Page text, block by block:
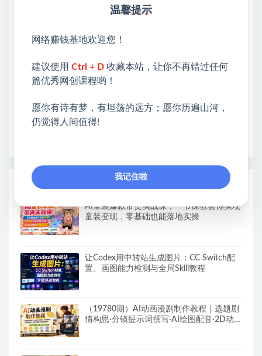
❤本站：本站整合多方资源站，主要面向互联网创业
❤能助您：找项目 + 低成本创业 + 减少信息差 + 见识
各种项目 + 提升网创认知。
开启网络之门，广受好评！
❤如果您也依存于互联网，欢迎加入本站会员，将尽
热门课程展示
AI童装爆款带货实战课，一节课教会你实现
童装变现，零基础也能落地实操
让Codex用中转站生成图片：CC Switch配
置、画图能力检测与全局Skill教程
（19780期）AI动画漫剧制作教程｜选题剧
情构思·分镜提示词撰写·AI绘图配音·2D动
温馨提示
网络赚钱基地欢迎您！
建议使用 Ctrl + D 收藏本站，让你不再错过任何
篇优秀网创课程哟！
愿你有诗有梦，有坦荡的远方；愿你历遍山河，
仍觉得人间值得!
我记住啦